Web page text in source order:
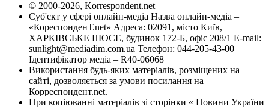
© 2000-2026, Korrespondent.net
Суб'єкт у сфері онлайн-медіа Назва онлайн-медіа –
«КореспонденТ.net» Адреса: 02091, місто Київ,
ХАРКІВСЬКЕ ШОСЕ, будинок 172-Б, офіс 208/1 E-mail:
sunlight@mediadim.com.ua Телефон: 044-205-43-00
Ідентифікатор медіа – R40-06068
Використання будь-яких матеріалів, розміщених на
сайті, дозволяється за умови посилання на
Корреспондент.net.
При копіюванні матеріалів зі сторінки « Новини України